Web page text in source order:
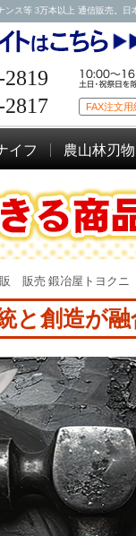
等 3万本以上 通信販売。
2817 FAX注文用
イフ 農山林刃物
販売 鍛冶屋トヨクニ
と創造が